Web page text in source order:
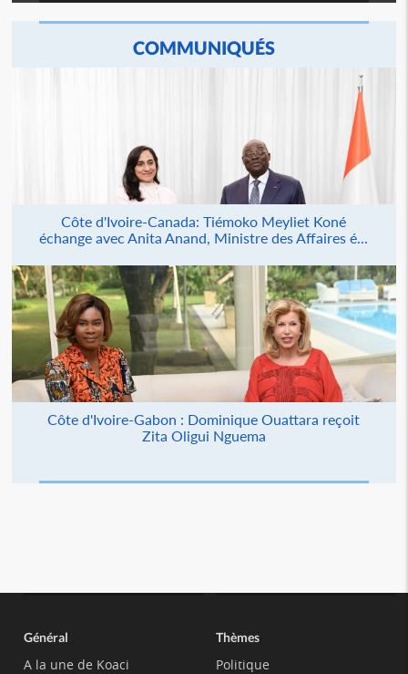
COMMUNIQUÉS
Côte d'Ivoire-Canada: Tiémoko Meyliet Koné
échange avec Anita Anand, Ministre des Affaires é...
Côte d'Ivoire-Gabon : Dominique Ouattara reçoit
Zita Oligui Nguema
Général
A la une de Koaci
Thèmes
Politique